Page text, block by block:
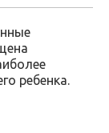
ребенка.